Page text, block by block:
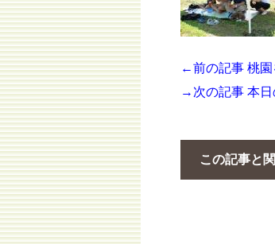
←前の記事 桃園
→次の記事 本日
この記事と